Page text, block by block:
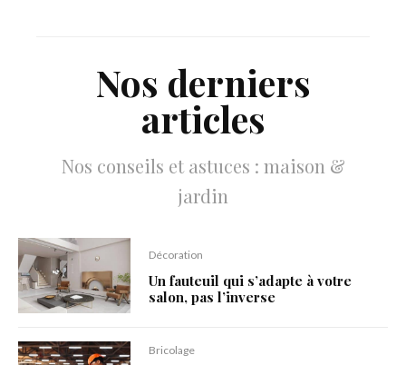
Nos derniers
articles
Nos conseils et astuces : maison &
jardin
Décoration
Un fauteuil qui s’adapte à votre
salon, pas l’inverse
Bricolage